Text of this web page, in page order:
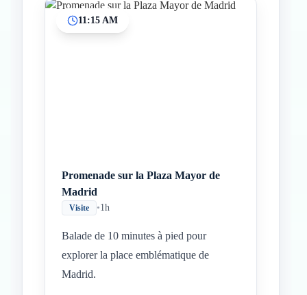
11:15 AM
Promenade sur la Plaza Mayor de
Madrid
Visite •1h
Balade de 10 minutes à pied pour
explorer la place emblématique de
Madrid.